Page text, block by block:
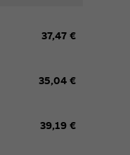
37,47 €
35,04 €
39,19 €